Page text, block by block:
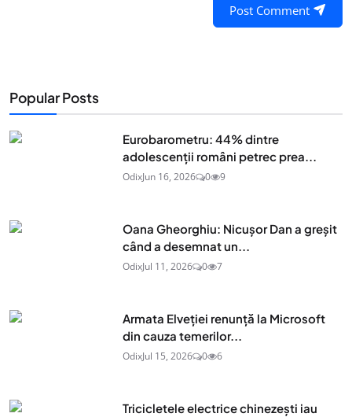
Post Comment
Popular Posts
Eurobarometru: 44% dintre
adolescenţii români petrec prea...
OdixJun 16, 2026 0 9
Oana Gheorghiu: Nicușor Dan a greșit
când a desemnat un...
OdixJul 11, 2026 0 7
Armata Elveției renunță la Microsoft
din cauza temerilor...
OdixJul 15, 2026 0 6
Tricicletele electrice chinezești iau